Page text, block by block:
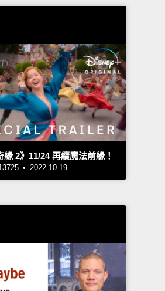
緣 2》11/24 再續魔法前緣！
• 2022-10-19